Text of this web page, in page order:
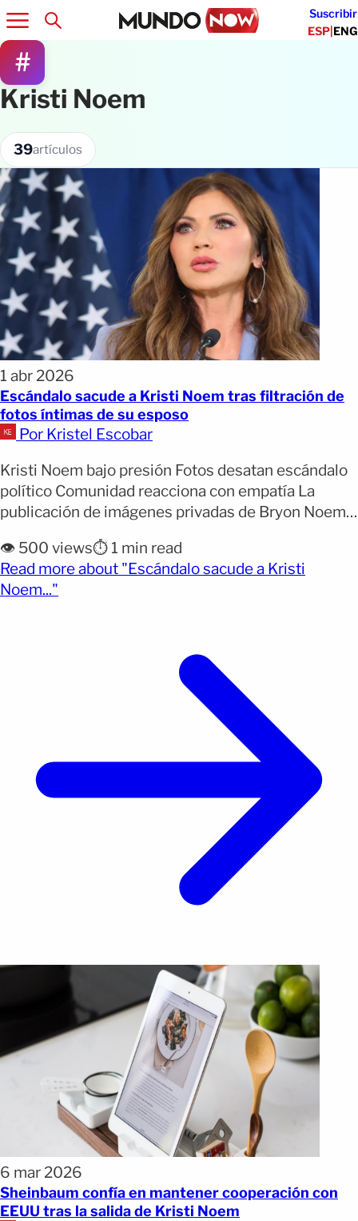
Suscribir
ESP|ENG
#
Kristi Noem
39artículos
1 abr 2026
Escándalo sacude a Kristi Noem tras filtración de
fotos íntimas de su esposo
Por Kristel Escobar
Kristi Noem bajo presión Fotos desatan escándalo
político Comunidad reacciona con empatía La
publicación de imágenes privadas de Bryon Noem,
Kristi Noem, desató una tormenta política y
mediática en Estados Unidos. Lo que comenzó
como un reporte del tabloide británico Daily Mail
👁️ 500 views⏱️ 1 min read
Read more about "Escándalo sacude a Kristi
Noem..."
6 mar 2026
Sheinbaum confía en mantener cooperación con
EEUU tras la salida de Kristi Noem